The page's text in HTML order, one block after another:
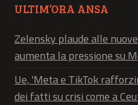
ULTIM’ORA ANSA
Zelensky plaude alle
aumenta la pressione su
Ue, 'Meta e TikTok
dei fatti su crisi come a